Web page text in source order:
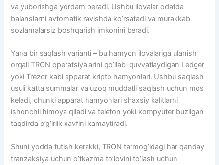
va yuborishga yordam beradi. Ushbu ilovalar odatda
balanslarni avtomatik ravishda ko’rsatadi va murakkab
sozlamalarsiz boshqarish imkonini beradi.
Yana bir saqlash varianti – bu hamyon ilovalariga ulanish
orqali TRON operatsiyalarini qo’llab-quvvatlaydigan Ledger
yoki Trezor kabi apparat kripto hamyonlari. Ushbu saqlash
usuli katta summalar va uzoq muddatli saqlash uchun mos
keladi, chunki apparat hamyonlari shaxsiy kalitlarni
ishonchli himoya qiladi va telefon yoki kompyuter buzilgan
taqdirda o’g’irlik xavfini kamaytiradi.
Shuni yodda tutish kerakki, TRON tarmog’idagi har qanday
tranzaksiya uchun o’tkazma to’lovini to’lash uchun